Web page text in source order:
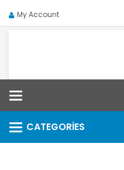
My Account
CATEGORIES
Categories